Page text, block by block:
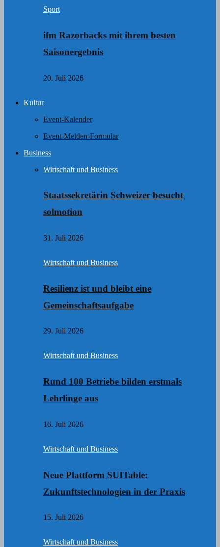
Sport
ifm Razorbacks mit ihrem besten
Saisonergebnis
20. Juli 2026
Kultur
Event-Kalender
Event-Melden-Formular
Business
Wirtschaft und Business
Staatssekretärin Schweizer besucht
solmotion
31. Juli 2026
Wirtschaft und Business
Resilienz ist und bleibt eine
Gemeinschaftsaufgabe
29. Juli 2026
Wirtschaft und Business
Rund 100 Betriebe bilden erstmals
Lehrlinge aus
16. Juli 2026
Wirtschaft und Business
Neue Plattform SUITable:
Zukunftstechnologien in der Praxis
15. Juli 2026
Wirtschaft und Business